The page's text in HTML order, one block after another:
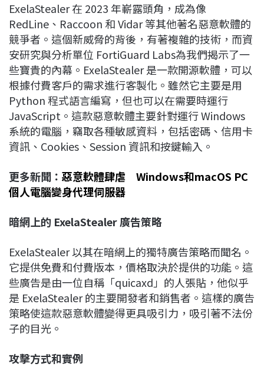
ExelaStealer 在 2023 年嶄露頭角，成為像
RedLine、Raccoon 和 Vidar 等其他著名惡意軟體的
競爭者。這個新威脅的背後，有著複雜的技術，而資
安研究與分析單位 FortiGuard Labs為我們揭示了一
些寶貴的內幕。ExelaStealer 是一款開源軟體，可以
根據付費客戶的需求進行客製化。雖然它主要是用
Python 程式語言編寫，但也可以在需要時運行
JavaScript。這款惡意軟體主要針對運行 Windows
系統的電腦，竊取各種敏感資料，包括密碼、信用卡
資訊、Cookies、Session 資訊和按鍵輸入。
更多新聞： 惡意軟體肆虐 Windows和macOS PC
個人電腦變身代理伺服器
暗網上的 ExelaStealer廣告策略
ExelaStealer 以其在暗網上的獨特廣告策略而聞名。
它提供免費和付費版本，價格取決於提供的功能。這
些廣告是由一位自稱「quicaxd」的人張貼，他似乎
是 ExelaStealer 的主要開發者和銷售者。這樣的廣告
策略使這款惡意軟體變得更具吸引力，吸引著不法份
子的目光。
攻擊方式和實例